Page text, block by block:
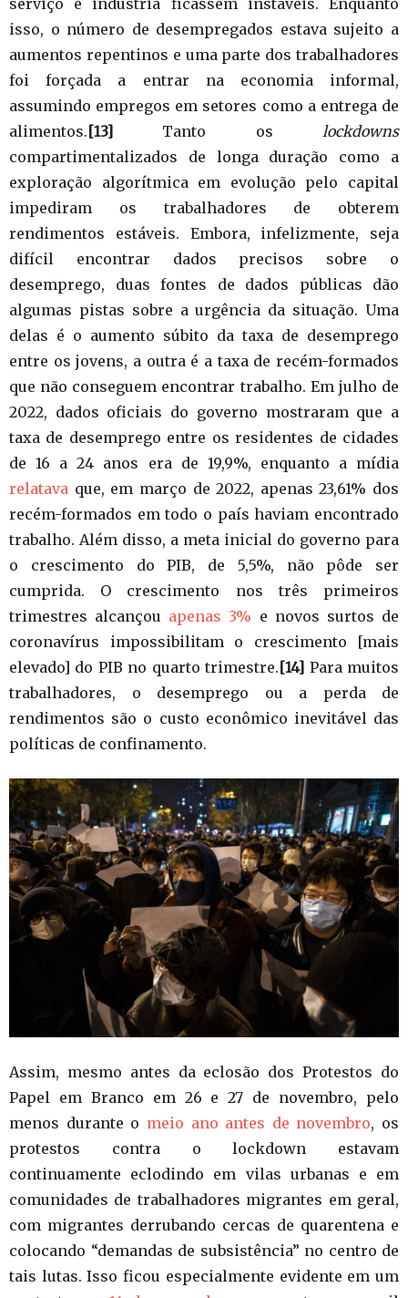
serviço e indústria ficassem instáveis. Enquanto
isso, o número de desempregados estava sujeito a
aumentos repentinos e uma parte dos trabalhadores
foi forçada a entrar na economia informal,
assumindo empregos em setores como a entrega de
alimentos. [13] Tanto os lockdowns
compartimentalizados de longa duração como a
exploração algorítmica em evolução pelo capital
impediram os trabalhadores de obterem
rendimentos estáveis. Embora, infelizmente, seja
difícil encontrar dados precisos sobre o
desemprego, duas fontes de dados públicas dão
algumas pistas sobre a urgência da situação. Uma
delas é o aumento súbito da taxa de desemprego
entre os jovens, a outra é a taxa de recém-formados
que não conseguem encontrar trabalho. Em julho de
2022, dados oficiais do governo mostraram que a
taxa de desemprego entre os residentes de cidades
de 16 a 24 anos era de 19,9%, enquanto a mídia
relatava que, em março de 2022, apenas 23,61% dos
recém-formados em todo o país haviam encontrado
trabalho. Além disso, a meta inicial do governo para
o crescimento do PIB, de 5,5%, não pôde ser
cumprida. O crescimento nos três primeiros
trimestres alcançou apenas 3% e novos surtos de
coronavírus impossibilitam o crescimento [mais
elevado] do PIB no quarto trimestre. [14] Para muitos
trabalhadores, o desemprego ou a perda de
rendimentos são o custo econômico inevitável das
políticas de confinamento.
Assim, mesmo antes da eclosão dos Protestos do
Papel em Branco em 26 e 27 de novembro, pelo
menos durante o meio ano antes de novembro, os
protestos contra o lockdown estavam
continuamente eclodindo em vilas urbanas e em
comunidades de trabalhadores migrantes em geral,
com migrantes derrubando cercas de quarentena e
colocando “demandas de subsistência” no centro de
tais lutas. Isso ficou especialmente evidente em um